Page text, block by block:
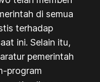
di semua
terhadap
ini. Selain itu,
pemerintah
program